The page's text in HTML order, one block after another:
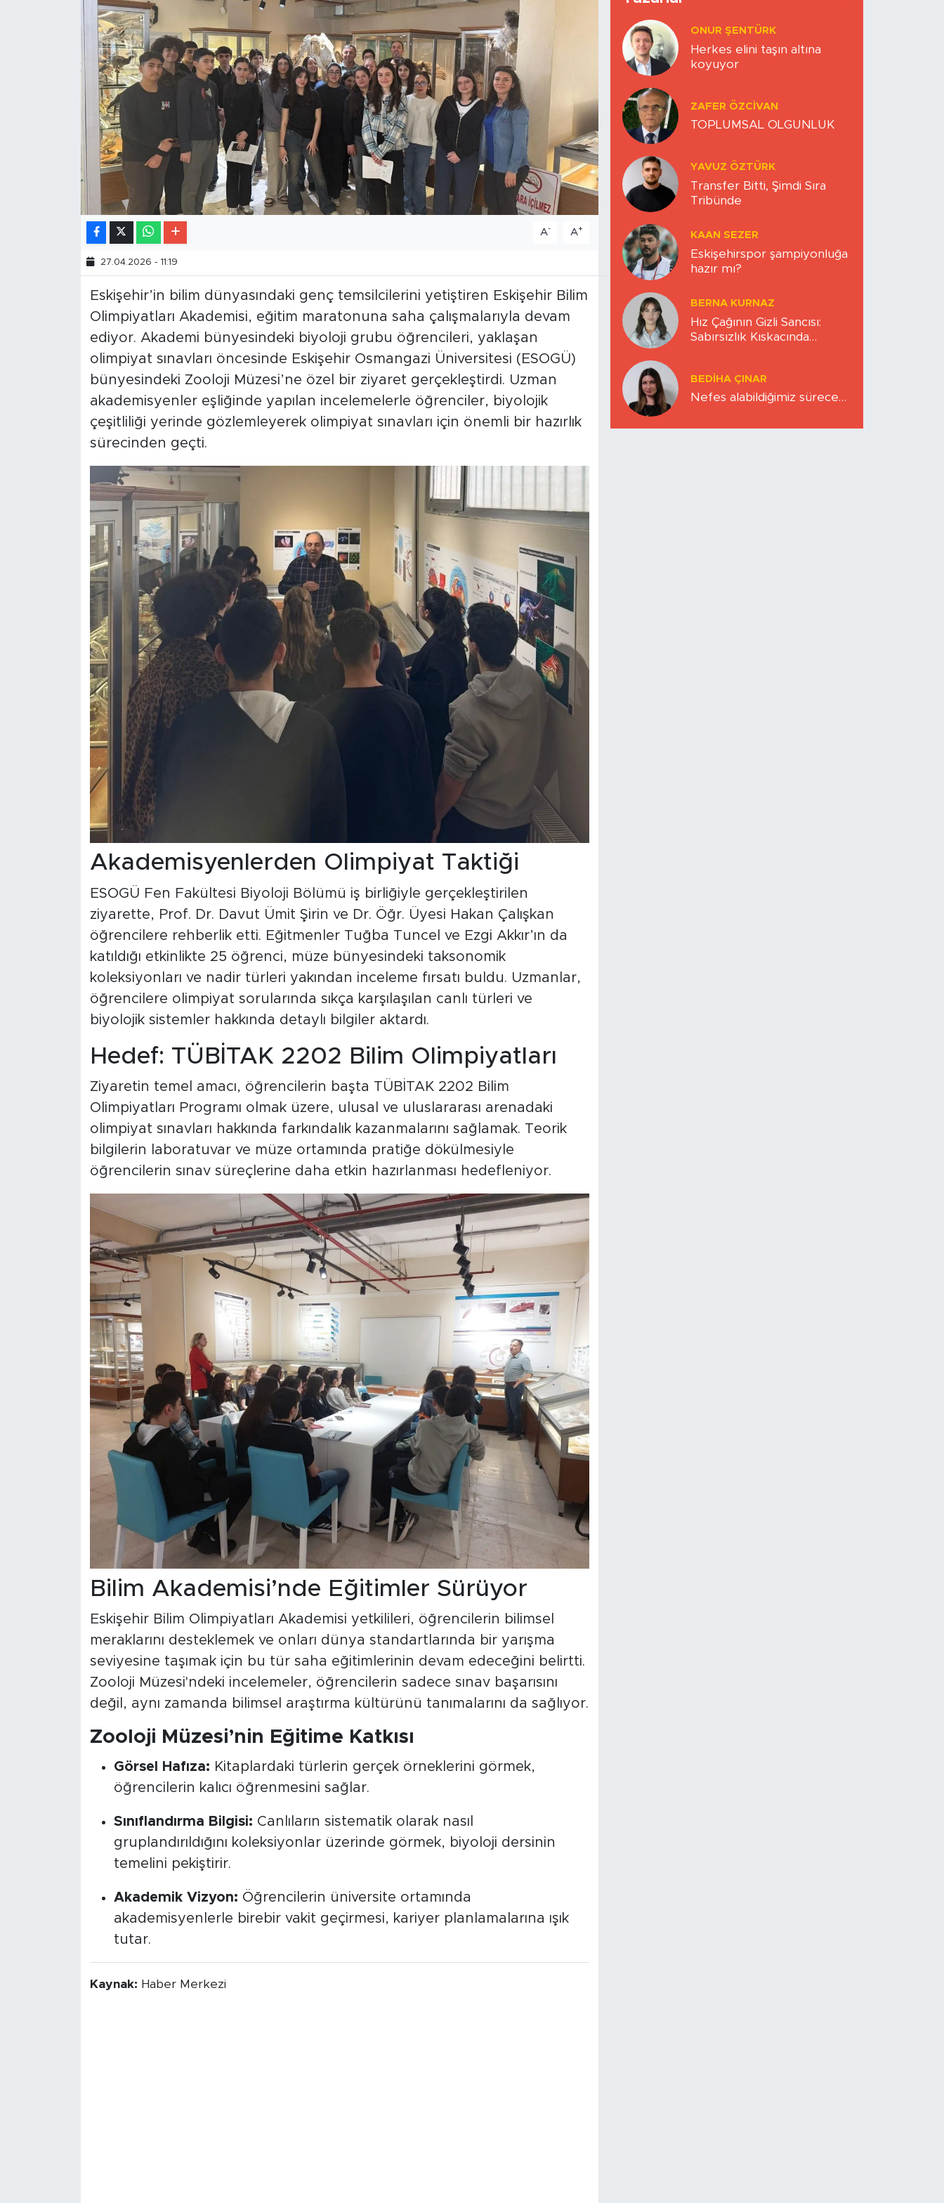
A- A+
27.04.2026 - 11:19
Eskişehir’in bilim dünyasındaki genç temsilcilerini yetiştiren Eskişehir Bilim
Olimpiyatları Akademisi, eğitim maratonuna saha çalışmalarıyla devam
ediyor. Akademi bünyesindeki biyoloji grubu öğrencileri, yaklaşan
olimpiyat sınavları öncesinde Eskişehir Osmangazi Üniversitesi (ESOGÜ)
bünyesindeki Zooloji Müzesi’ne özel bir ziyaret gerçekleştirdi. Uzman
akademisyenler eşliğinde yapılan incelemelerle öğrenciler, biyolojik
çeşitliliği yerinde gözlemleyerek olimpiyat sınavları için önemli bir hazırlık
sürecinden geçti.
Akademisyenlerden Olimpiyat Taktiği
ESOGÜ Fen Fakültesi Biyoloji Bölümü iş birliğiyle gerçekleştirilen
ziyarette, Prof. Dr. Davut Ümit Şirin ve Dr. Öğr. Üyesi Hakan Çalışkan
öğrencilere rehberlik etti. Eğitmenler Tuğba Tuncel ve Ezgi Akkır’ın da
katıldığı etkinlikte 25 öğrenci, müze bünyesindeki taksonomik
koleksiyonları ve nadir türleri yakından inceleme fırsatı buldu. Uzmanlar,
öğrencilere olimpiyat sorularında sıkça karşılaşılan canlı türleri ve
biyolojik sistemler hakkında detaylı bilgiler aktardı.
Hedef: TÜBİTAK 2202 Bilim Olimpiyatları
Ziyaretin temel amacı, öğrencilerin başta TÜBİTAK 2202 Bilim
Olimpiyatları Programı olmak üzere, ulusal ve uluslararası arenadaki
olimpiyat sınavları hakkında farkındalık kazanmalarını sağlamak. Teorik
bilgilerin laboratuvar ve müze ortamında pratiğe dökülmesiyle
öğrencilerin sınav süreçlerine daha etkin hazırlanması hedefleniyor.
Bilim Akademisi’nde Eğitimler Sürüyor
Eskişehir Bilim Olimpiyatları Akademisi yetkilileri, öğrencilerin bilimsel
meraklarını desteklemek ve onları dünya standartlarında bir yarışma
seviyesine taşımak için bu tür saha eğitimlerinin devam edeceğini belirtti.
Zooloji Müzesi'ndeki incelemeler, öğrencilerin sadece sınav başarısını
değil, aynı zamanda bilimsel araştırma kültürünü tanımalarını da sağlıyor.
Zooloji Müzesi’nin Eğitime Katkısı
Görsel Hafıza: Kitaplardaki türlerin gerçek örneklerini görmek,
öğrencilerin kalıcı öğrenmesini sağlar.
Sınıflandırma Bilgisi: Canlıların sistematik olarak nasıl
gruplandırıldığını koleksiyonlar üzerinde görmek, biyoloji dersinin
temelini pekiştirir.
Akademik Vizyon: Öğrencilerin üniversite ortamında
akademisyenlerle birebir vakit geçirmesi, kariyer planlamalarına ışık
tutar.
Kaynak: Haber Merkezi
ONUR ŞENTÜRK
Herkes elini taşın altına
koyuyor
ZAFER ÖZCIVAN
TOPLUMSAL OLGUNLUK
YAVUZ ÖZTÜRK
Transfer Bitti, Şimdi Sıra
Tribünde
KAAN SEZER
Eskişehirspor şampiyonluğa
hazır mı?
BERNA KURNAZ
Hız Çağının Gizli Sancısı:
Sabırsızlık Kıskacında
BEDIHA ÇINAR
Nefes alabildiğimiz sürece…